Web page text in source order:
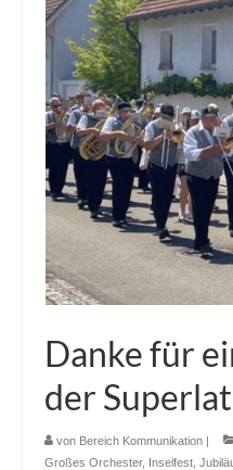
Danke für
der
von Bereich Kommunikation |
Großes Orchester, Inselfest